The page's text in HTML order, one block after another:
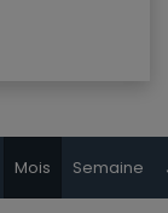
Mois Semaine